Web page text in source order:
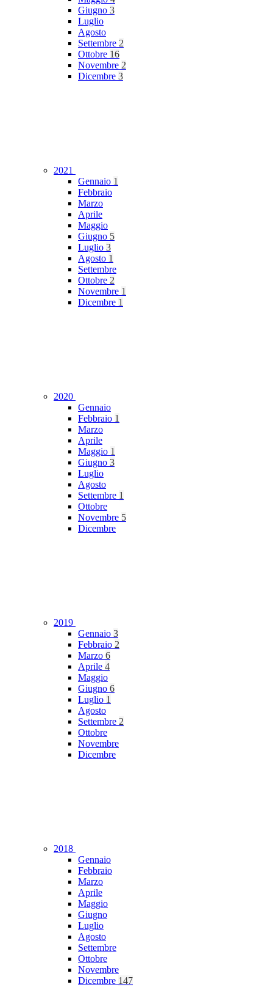
Giugno 3
Luglio
Agosto
Settembre 2
Ottobre 16
Novembre 2
Dicembre 3
2021
Gennaio 1
Febbraio
Marzo
Aprile
Maggio
Giugno 5
Luglio 3
Agosto 1
Settembre
Ottobre 2
Novembre 1
Dicembre 1
2020
Gennaio
Febbraio 1
Marzo
Aprile
Maggio 1
Giugno 3
Luglio
Agosto
Settembre 1
Ottobre
Novembre 5
Dicembre
2019
Gennaio 3
Febbraio 2
Marzo 6
Aprile 4
Maggio
Giugno 6
Luglio 1
Agosto
Settembre 2
Ottobre
Novembre
Dicembre
2018
Gennaio
Febbraio
Marzo
Aprile
Maggio
Giugno
Luglio
Agosto
Settembre
Ottobre
Novembre
Dicembre 147